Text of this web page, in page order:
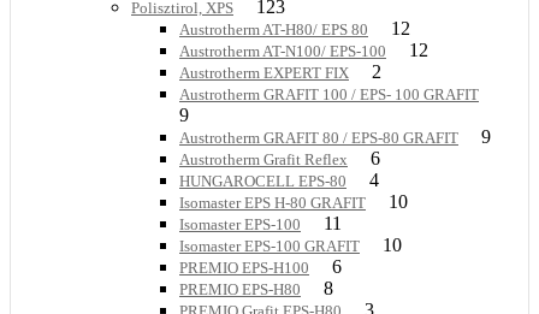
Polisztirol, XPS 123
Austrotherm AT-H80/ EPS 80 12
Austrotherm AT-N100/ EPS-100 12
Austrotherm EXPERT FIX 2
Austrotherm GRAFIT 100 / EPS- 100 GRAFIT
9
Austrotherm GRAFIT 80 / EPS-80 GRAFIT 9
Austrotherm Grafit Reflex 6
HUNGAROCELL EPS-80 4
Isomaster EPS H-80 GRAFIT 10
Isomaster EPS-100 11
Isomaster EPS-100 GRAFIT 10
PREMIO EPS-H100 6
PREMIO EPS-H80 8
3